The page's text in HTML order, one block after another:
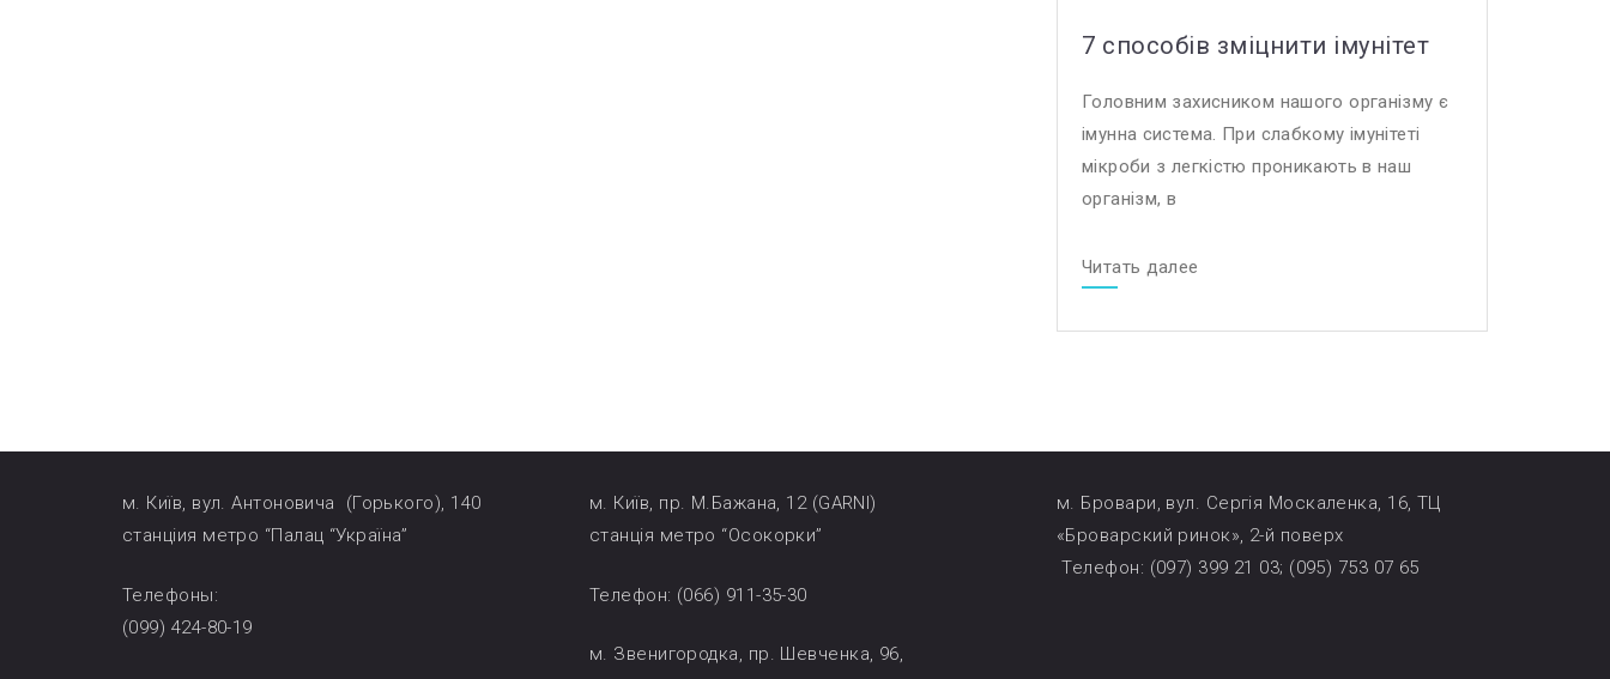
7 способів зміцнити імунітет
Головним захисником нашого організму є
імунна система. При слабкому імунітеті
мікроби з легкістю проникають в наш
організм, в
Читать далее
м. Київ, вул. Антоновича (Горького), 140
станціия метро “Палац “Україна”
Телефоны:
(099) 424-80-19
м. Київ, пр. М.Бажана, 12 (GARNI)
станція метро “Осокорки”
Телефон: (066) 911-35-30
м. Звенигородка, пр. Шевченка, 96,
м. Бровари, вул. Сергія Москаленка, 16, ТЦ
«Броварский ринок», 2-й поверх
Телефон: (097) 399 21 03; (095) 753 07 65